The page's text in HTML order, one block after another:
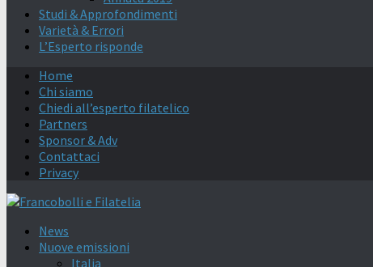
Studi & Approfondimenti
Varietà & Errori
L’Esperto risponde
Home
Chi siamo
Chiedi all’esperto filatelico
Partners
Sponsor & Adv
Contattaci
Privacy
News
Nuove emissioni
Italia